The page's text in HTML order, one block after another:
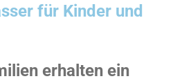
für Kinder und
erhalten ein